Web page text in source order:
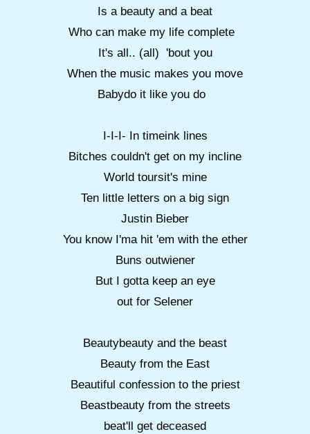
Is a beauty and a beat
Who can make my life complete
It's all.. (all) 'bout you
When the music makes you move
Babydo it like you do
I-I-I- In timeink lines
Bitches couldn't get on my incline
World toursit's mine
Ten little letters on a big sign
Justin Bieber
You know I'ma hit 'em with the ether
Buns outwiener
But I gotta keep an eye
out for Selener
Beautybeauty and the beast
Beauty from the East
Beautiful confession to the priest
Beastbeauty from the streets
beat'll get deceased